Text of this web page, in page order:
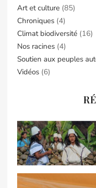
Art et culture (85)
Chroniques (4)
Climat biodiversité (16)
Nos racines (4)
Soutien aux peuples
Vidéos (6)